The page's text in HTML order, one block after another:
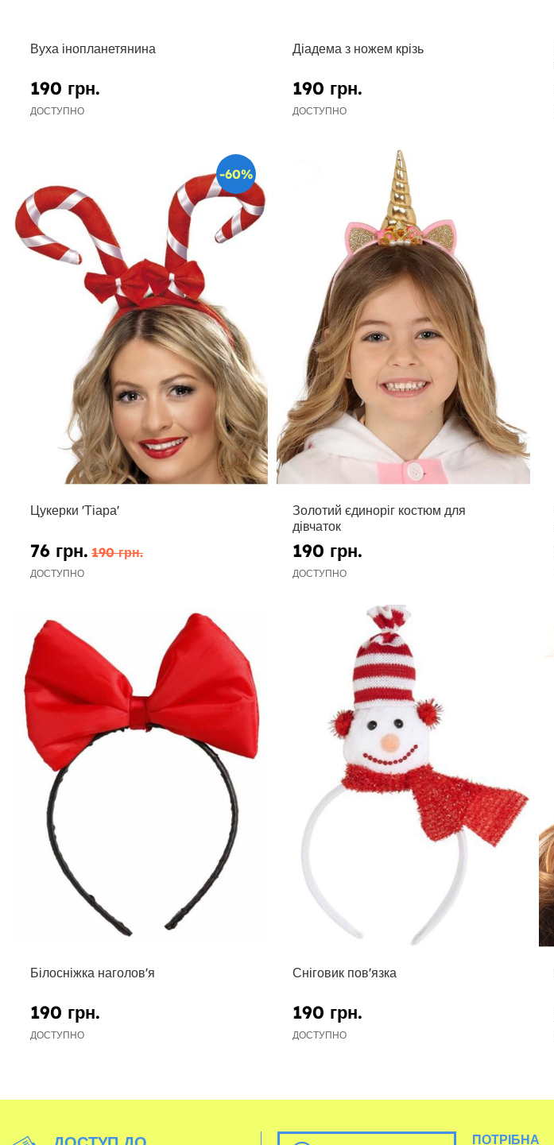
Вуха інопланетянина
190 грн.
ДОСТУПНО
Діадема з ножем крізь
190 грн.
ДОСТУПНО
-60%
Цукерки 'Тіара'
76 грн. 190 грн.
ДОСТУПНО
Золотий єдиноріг костюм для
дівчаток
190 грн.
ДОСТУПНО
Білосніжка наголов'я
190 грн.
ДОСТУПНО
Сніговик пов'язка
190 грн.
ДОСТУПНО
ПОТРІБНА